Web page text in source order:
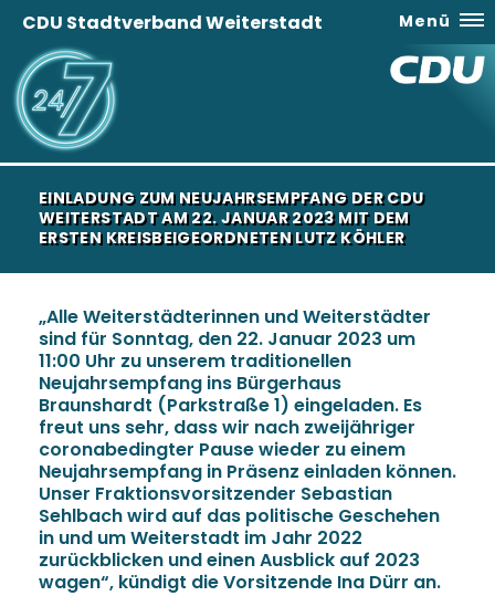
CDU Stadtverband Weiterstadt Menü
EINLADUNG ZUM NEUJAHRSEMPFANG DER CDU
WEITERSTADT AM 22. JANUAR 2023 MIT DEM
ERSTEN KREISBEIGEORDNETEN LUTZ KÖHLER
Alle Weiterstädterinnen und Weiterstädter
sind für Sonntag, den 22. Januar 2023 um
11:00 Uhr zu unserem traditionellen
Neujahrsempfang ins Bürgerhaus
Braunshardt (Parkstraße 1) eingeladen. Es
freut uns sehr, dass wir nach zweijähriger
coronabedingter Pause wieder zu einem
Neujahrsempfang in Präsenz einladen können.
Unser Fraktionsvorsitzender Sebastian
Sehlbach wird auf das politische Geschehen
in und um Weiterstadt im Jahr 2022
zurückblicken und einen Ausblick auf 2023
wagen“, kündigt die Vorsitzende Ina Dürr an.